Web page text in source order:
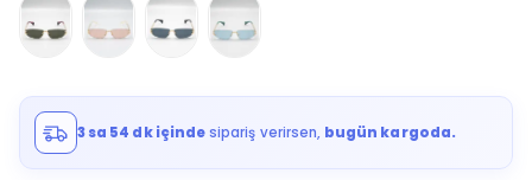
3 sa 54 dk içindesipariş verirsen, bugün kargoda.